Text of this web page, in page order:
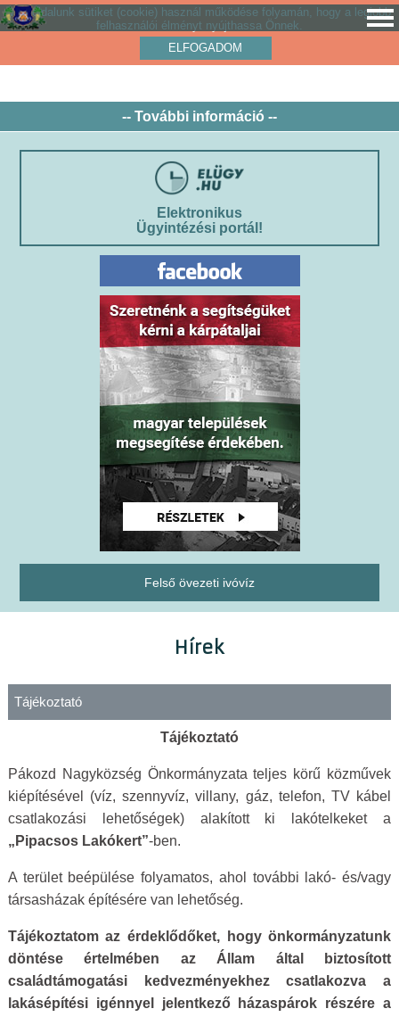
Weboldalunk sütiket (cookie) használ működése folyamán, hogy a legjobb
felhasználói élményt nyújthassa Önnek.
ELFOGADOM
-- További információ --
Elektronikus
Ügyintézési portál!
Felső övezeti ivóvíz
Hírek
Tájékoztató
Tájékoztató
Pákozd Nagyközség Önkormányzata teljes körű közművek
kiépítésével (víz, szennyvíz, villany, gáz, telefon, TV kábel
csatlakozási lehetőségek) alakított ki lakótelkeket a
„Pipacsos Lakókert”-ben.
A terület beépülése folyamatos, ahol további lakó- és/vagy
társasházak építésére van lehetőség.
Tájékoztatom az érdeklődőket, hogy önkormányzatunk
döntése értelmében az Állam által biztosított
családtámogatási kedvezményekhez csatlakozva a
lakásépítési igénnyel jelentkező házaspárok részére a